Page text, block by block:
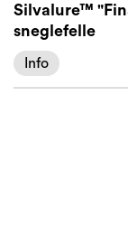
Silvalure™
sneglefelle
Info